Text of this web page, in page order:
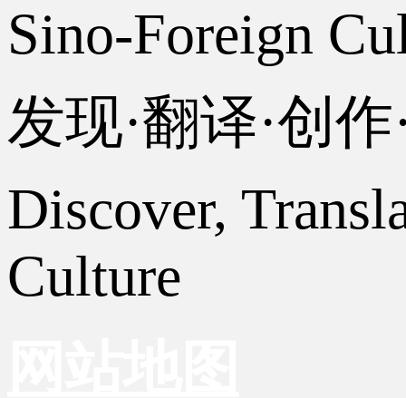
Sino-Foreign
发现·翻译·创
Discover,
Culture